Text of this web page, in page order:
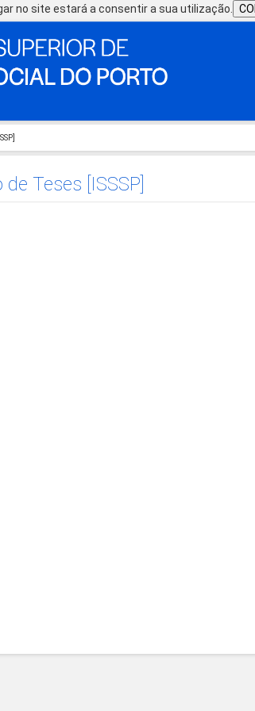
no site estará a consentir a sua utilização.
Teses [ISSSP]